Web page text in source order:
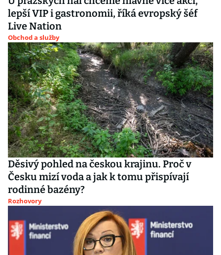
lepší VIP i gastronomii, říká evropský šéf
Live Nation
Obchod a služby
Děsivý pohled na českou krajinu. Proč v
Česku mizí voda a jak k tomu přispívají
rodinné bazény?
Rozhovory